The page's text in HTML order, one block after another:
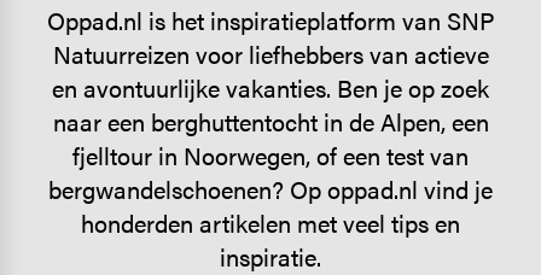
Oppad.nl is het inspiratieplatform van SNP
Natuurreizen voor liefhebbers van actieve
en avontuurlijke vakanties. Ben je op zoek
naar een berghuttentocht in de Alpen, een
fjelltour in Noorwegen, of een test van
bergwandelschoenen? Op oppad.nl vind je
honderden artikelen met veel tips en
inspiratie.